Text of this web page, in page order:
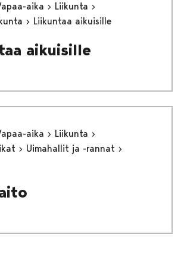
aika
Liikunta
Liikuntaa aikuisille
aikuisille
aika
Liikunta
Uimahallit ja -rannat